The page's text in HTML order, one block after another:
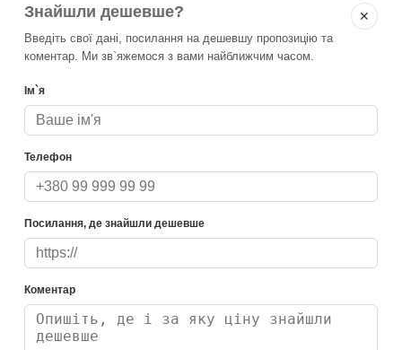
✕
Знайшли дешевше?
Введіть свої дані, посилання на дешевшу пропозицію та
коментар. Ми зв`яжемося з вами найближчим часом.
Ім`я
Телефон
Посилання, де знайшли дешевше
Коментар